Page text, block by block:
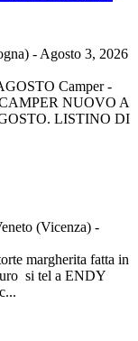
- Agosto 3, 2026
Camper -
NUOVO A
LISTINO DI
(Vicenza) -
margherita fatta in
si tel a ENDY